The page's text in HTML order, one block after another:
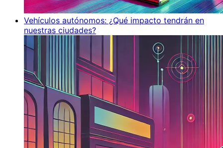
Vehículos autónomos: ¿Qué impacto tendrán en
nuestras ciudades?